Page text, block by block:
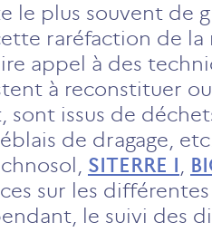
le plus souvent de
raréfaction de la
appel à des
à reconstituer
issus de
de dragage,
SITERRE I,
sur les
le suivi des